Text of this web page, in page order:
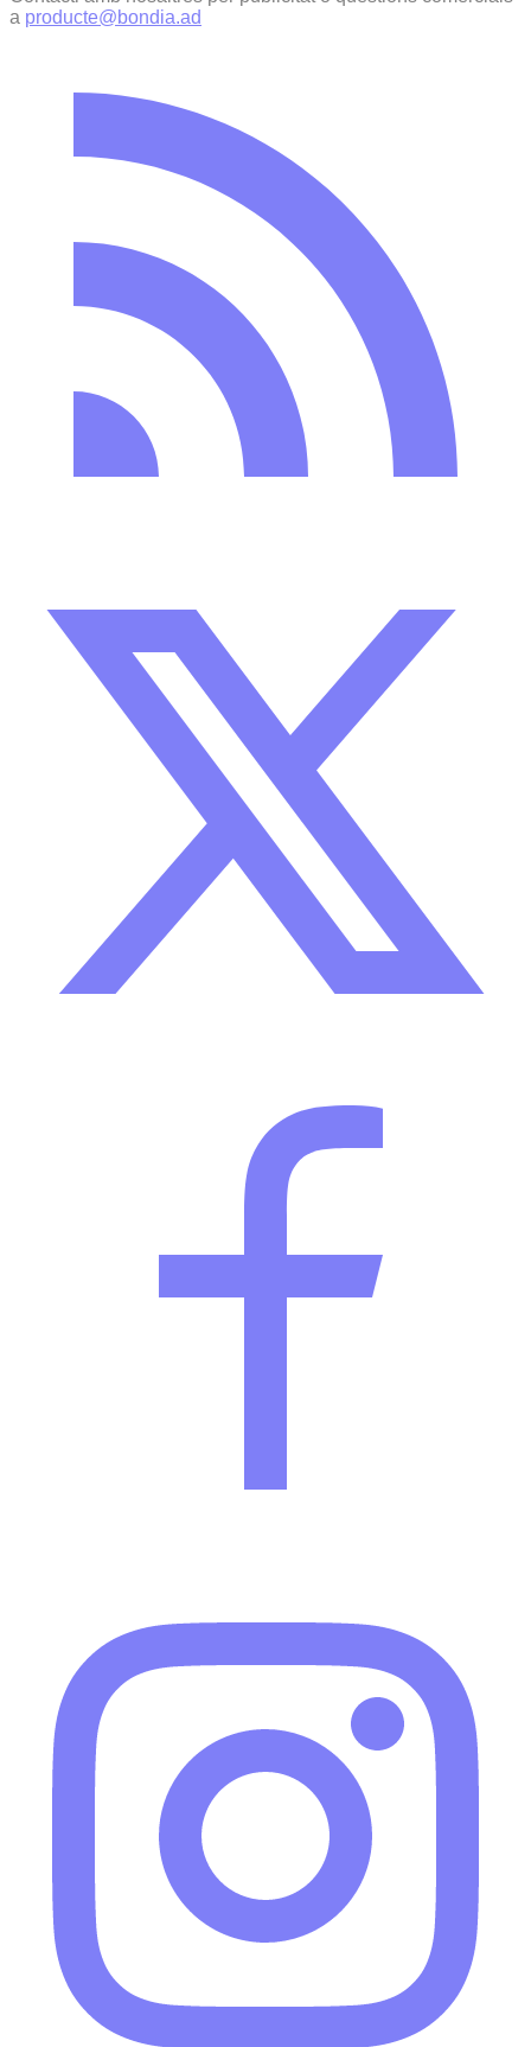
a producte@bondia.ad